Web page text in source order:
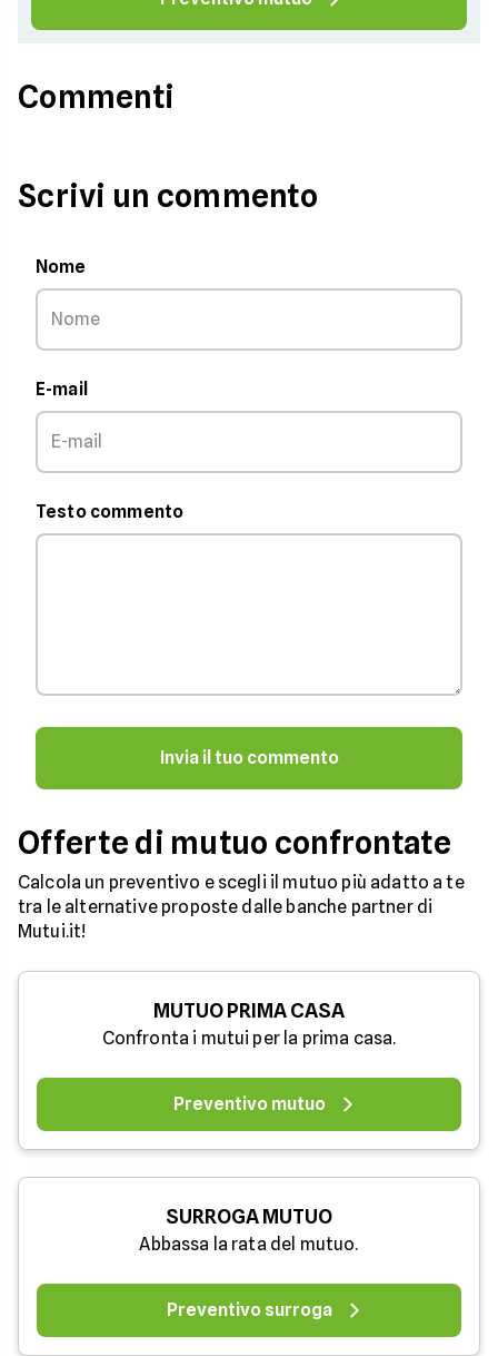
Commenti
Scrivi un commento
Nome
E-mail
Testo commento
Invia il tuo commento
Offerte di mutuo confrontate
Calcola un preventivo e scegli il mutuo più adatto a te
tra le alternative proposte dalle banche partner di
Mutui.it!
MUTUO PRIMA CASA
Confronta i mutui per la prima casa.
Preventivo mutuo
SURROGA MUTUO
Abbassa la rata del mutuo.
Preventivo surroga